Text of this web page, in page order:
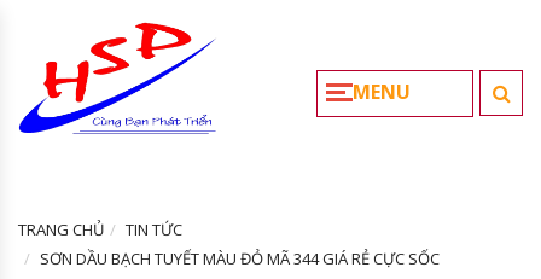
MENU
TRANG CHỦ
TIN TỨC
SƠN DẦU BẠCH TUYẾT MÀU ĐỎ MÃ 344 GIÁ RẺ CỰC SỐC